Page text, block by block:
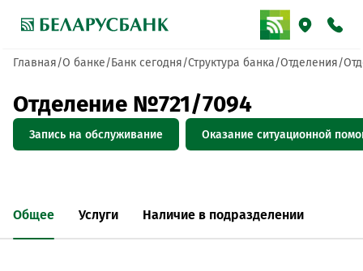
Главная О банке Банк сегодня Структура банка Отделения
Отделение №721/7094
Запись на обслуживание Оказание ситуационной
Общее Услуги Наличие в подразделении